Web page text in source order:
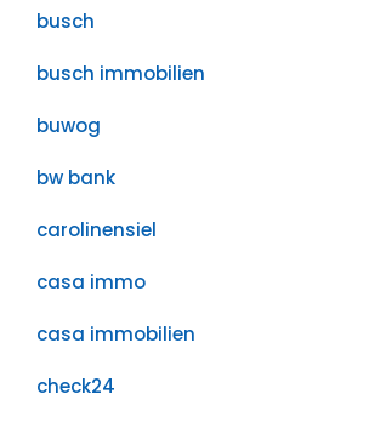
busch
busch immobilien
buwog
bw bank
carolinensiel
casa immo
casa immobilien
check24